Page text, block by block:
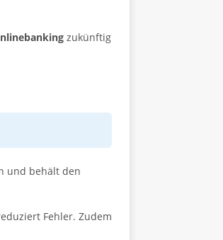
zukünftig
und behält den
Fehler. Zudem